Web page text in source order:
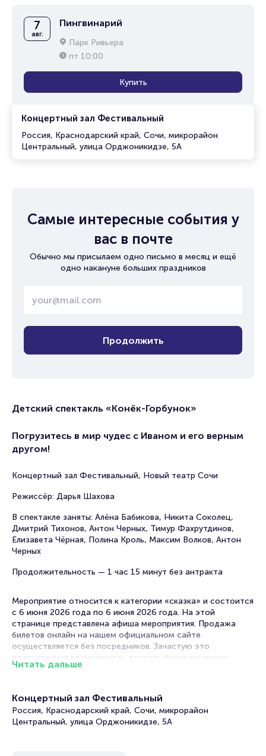
Концертный зал Фестивальный
Россия, Краснодарский край, Сочи, микрорайон
Центральный, улица Орджоникидзе, 5А
7
авг.
Пингвинарий
Парк Ривьера
пт 10:00
Купить
Самые интересные события у
вас в почте
Обычно мы присылаем одно письмо в месяц и ещё
одно накануне больших праздников
Продолжить
Детский спектакль «Конёк-Горбунок»
Погрузитесь в мир чудес с Иваном и его верным
другом!
Концертный зал Фестивальный, Новый театр Сочи
Режиссёр: Дарья Шахова
В спектакле заняты: Алёна Бабикова, Никита Соколец,
Дмитрий Тихонов, Антон Черных, Тимур Фахрутдинов,
Елизавета Чёрная, Полина Кроль, Максим Волков, Антон
Черных
Продолжительность — 1 час 15 минут без антракта
Мероприятие относится к категории «сказка» и состоится
с 6 июня 2026 года по 6 июня 2026 года. На этой
странице представлена афиша мероприятия. Продажа
билетов онлайн на нашем официальном сайте
осуществляется без посредников. Зачастую это
единственная возможность достать билет на сказку.
Portalbilet – удобный и надежный сервис для покупки и
продажи билетов на мероприятия разного формата.
Среднее время на покупку билета здесь начиная с выбора
Читать дальше
Концертный зал Фестивальный
Россия, Краснодарский край, Сочи, микрорайон
Центральный, улица Орджоникидзе, 5А